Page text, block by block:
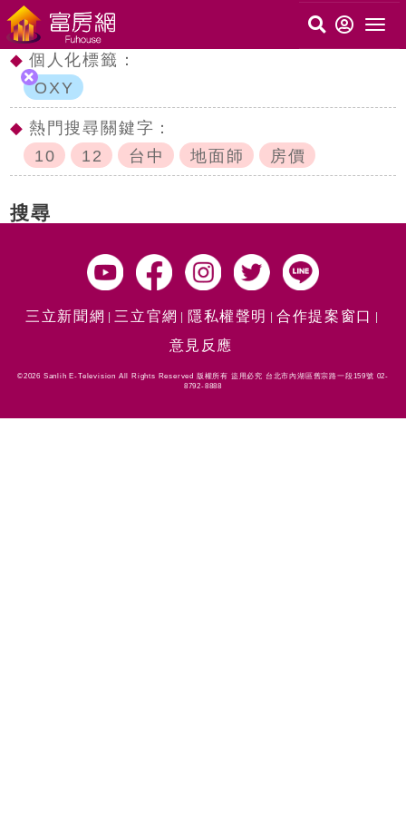
◆ 個人化標籤：
OXY
◆ 熱門搜尋關鍵字：
10
12 台中 地面師 房價
搜尋
三立新聞網 三立官網 隱私權聲明
合作提案窗口
意見反應
©2026 Sanlih E-Television All Rights Reserved 版權所有 盜用必究 台北市內湖區舊宗路一段159號 02-
8792-8888